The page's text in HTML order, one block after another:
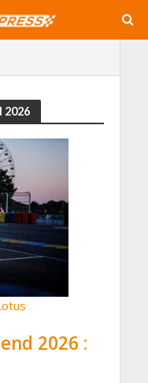
2026
2026 :